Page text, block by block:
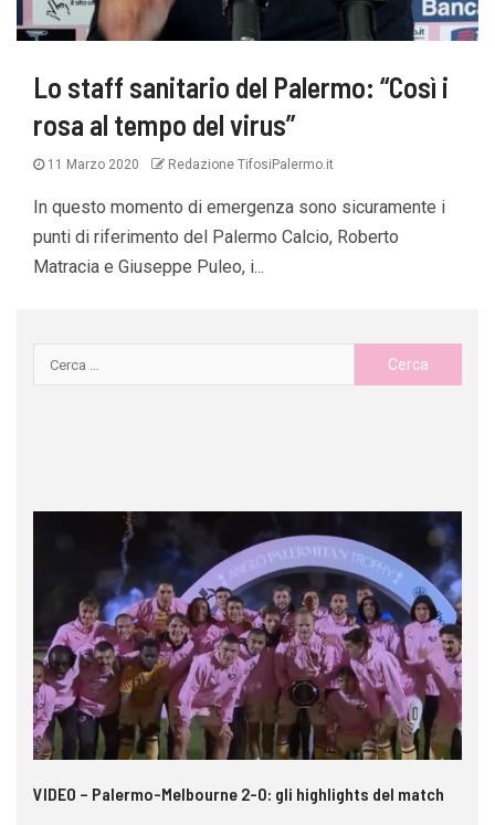
Lo staff sanitario del Palermo: “Così i
rosa al tempo del virus”
11 Marzo 2020 Redazione TifosiPalermo.it
In questo momento di emergenza sono sicuramente i
punti di riferimento del Palermo Calcio, Roberto
Matracia e Giuseppe Puleo, i...
VIDEO – Palermo-Melbourne 2-0: gli highlights del match